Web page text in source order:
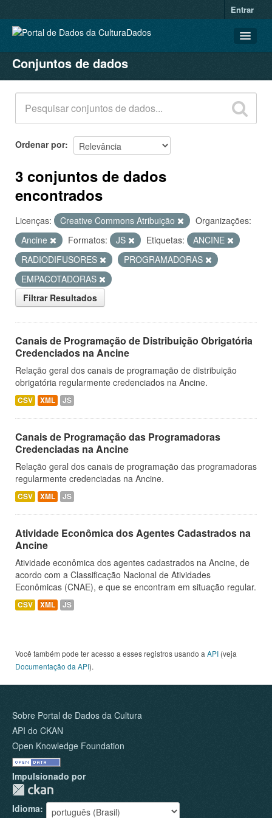
Entrar
CONJUNTOS DE DADOS
ORGANIZAÇÕES
GRUPOS
SOBRE
Conjuntos de dados
Ordenar por
3 conjuntos de dados
encontrados
Licenças: Creative Commons Atribuição
Organizações:
Ancine
Formatos: JS Etiquetas:
ANCINE
RADIODIFUSORES
PROGRAMADORAS
EMPACOTADORAS
Filtrar Resultados
Canais de Programação de Distribuição Obrigatória
Credenciados na Ancine
Relação geral dos canais de programação de distribuição
obrigatória regularmente credenciados na Ancine.
CSV XML JS
Canais de Programação das Programadoras
Credenciadas na Ancine
Relação geral dos canais de programação das programadoras
regularmente credenciadas na Ancine.
CSV XML JS
Atividade Econômica dos Agentes Cadastrados na
Ancine
Atividade econômica dos agentes cadastrados na Ancine, de
acordo com a Classificação Nacional de Atividades
Econômicas (CNAE), e que se encontram em situação regular.
CSV XML JS
Você também pode ter acesso a esses registros usando a API (veja
Documentação da API).
Sobre Portal de Dados da Cultura
API do CKAN
Open Knowledge Foundation
Impulsionado por
Idioma